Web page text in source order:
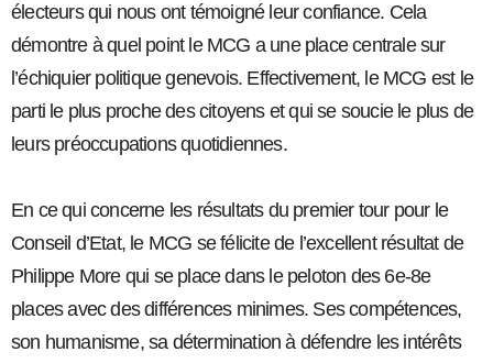
électeurs qui nous ont témoigné leur confiance. Cela
démontre à quel point le MCG a une place centrale sur
l’échiquier politique genevois. Effectivement, le MCG est le
parti le plus proche des citoyens et qui se soucie le plus de
leurs préoccupations quotidiennes.
En ce qui concerne les résultats du premier tour pour le
Conseil d’Etat, le MCG se félicite de l’excellent résultat de
Philippe More qui se place dans le peloton des 6e-8e
places avec des différences minimes. Ses compétences,
son humanisme, sa détermination à défendre les intérêts